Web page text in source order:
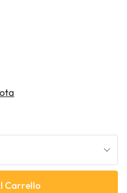
Carrello